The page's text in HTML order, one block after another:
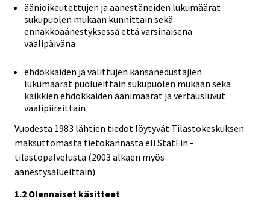
äänioikeutettujen ja äänestäneiden lukumäärät
sukupuolen mukaan kunnittain sekä
ennakkoäänestyksessä että varsinaisena
vaalipäivänä
ehdokkaiden ja valittujen kansanedustajien
lukumäärät puolueittain sukupuolen mukaan sekä
kaikkien ehdokkaiden äänimäärät ja vertausluvut
vaalipiireittäin
Vuodesta 1983 lähtien tiedot löytyvät Tilastokeskuksen
maksuttomasta tietokannasta eli StatFin -
tilastopalvelusta (2003 alkaen myös
äänestysalueittain).
1.2 Olennaiset käsitteet